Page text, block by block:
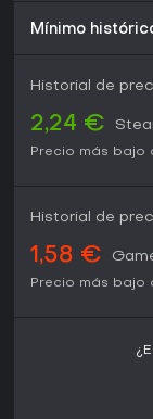
Mínimo
Historial de
2,24 €
Precio más bajo
Historial de
1,58 €
Precio más bajo